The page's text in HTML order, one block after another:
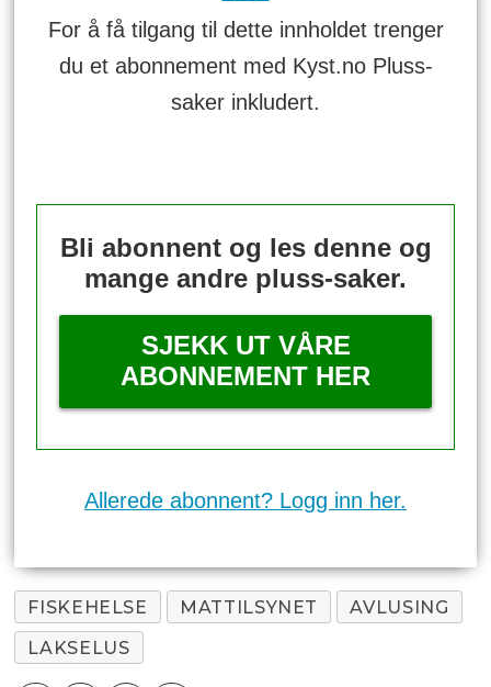
For å få tilgang til dette innholdet trenger
du et abonnement med Kyst.no Pluss-
saker inkludert.
Bli abonnent og les denne og
mange andre pluss-saker.
SJEKK UT VÅRE
ABONNEMENT HER
Allerede abonnent? Logg inn her.
FISKEHELSE MATTILSYNET
AVLUSING
LAKSELUS